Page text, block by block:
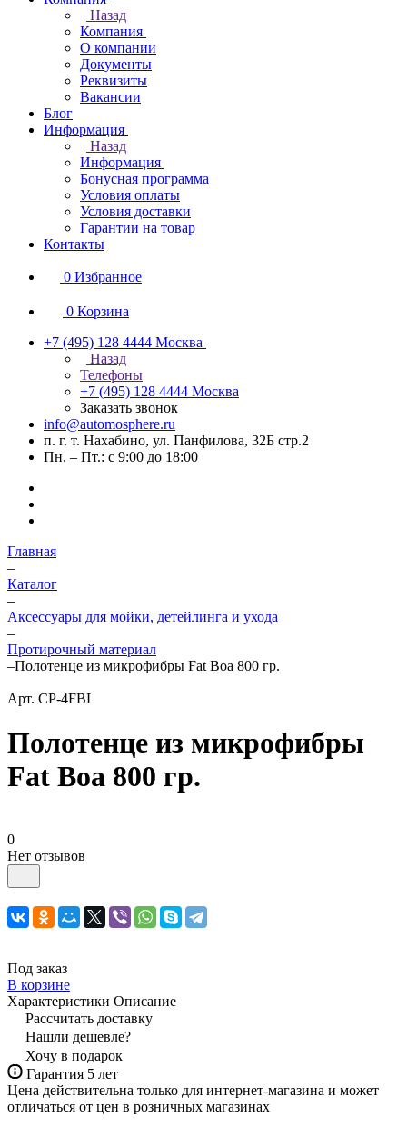
Назад
Компания
О компании
Документы
Реквизиты
Вакансии
Блог
Информация
Назад
Информация
Бонусная программа
Условия оплаты
Условия доставки
Гарантии на товар
Контакты
0 Избранное
0 Корзина
+7 (495) 128 4444 Москва
Назад
Телефоны
+7 (495) 128 4444 Москва
Заказать звонок
info@automosphere.ru
п. г. т. Нахабино, ул. Панфилова, 32Б стр.2
Пн. – Пт.: с 9:00 до 18:00
Главная
–
Каталог
–
Аксессуары для мойки, детейлинга и ухода
–
Протирочный материал
–Полотенце из микрофибры Fat Boa 800 гр.
Арт. CP-4FBL
Полотенце из микрофибры
Fat Boa 800 гр.
0
Нет отзывов
Под заказ
В корзине
Характеристики Описание
Рассчитать доставку
Нашли дешевле?
Хочу в подарок
Гарантия 5 лет
Цена действительна только для интернет-магазина и может
отличаться от цен в розничных магазинах